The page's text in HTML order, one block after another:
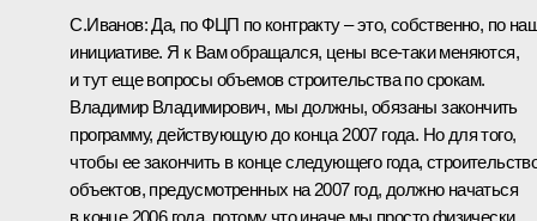
С.Иванов: Да, по ФЦП по контракту – это, собственно, по
инициативе. Я к Вам обращался, цены все‑таки меняются,
и тут еще вопросы объемов строительства по срокам.
Владимир Владимирович, мы должны, обязаны закончить
программу, действующую до конца 2007 года. Но для того,
чтобы ее закончить в конце следующего года,
объектов, предусмотренных на 2007 год, должно начаться